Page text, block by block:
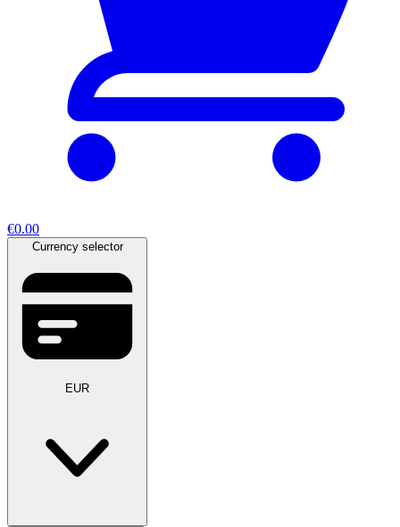
€0.00
Currency selector
EUR